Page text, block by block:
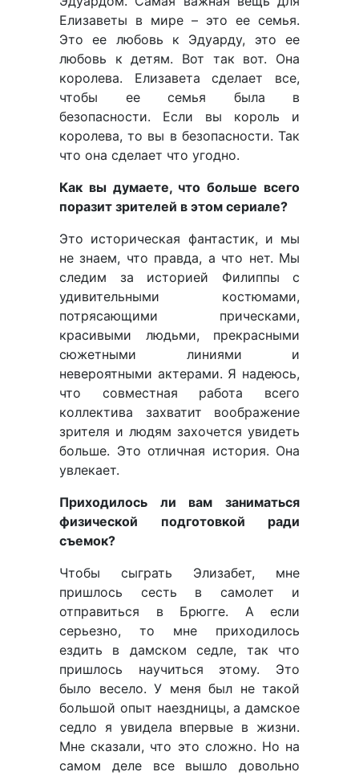
Елизаветы в мире – это ее семья.
Это ее любовь к Эдуарду, это ее
любовь к детям. Вот так вот. Она
королева. Елизавета сделает все,
чтобы ее семья была в
безопасности. Если вы король и
королева, то вы в безопасности. Так
что она сделает что угодно.
Как вы думаете, что больше всего
поразит зрителей в этом сериале?
Это историческая фантастик, и мы
не знаем, что правда, а что нет. Мы
следим за историей Филиппы с
удивительными костюмами,
потрясающими прическами,
красивыми людьми, прекрасными
сюжетными линиями и
невероятными актерами. Я надеюсь,
что совместная работа всего
коллектива захватит воображение
зрителя и людям захочется увидеть
больше. Это отличная история. Она
увлекает.
Приходилось ли вам заниматься
физической подготовкой ради
съемок?
Чтобы сыграть Элизабет, мне
пришлось сесть в самолет и
отправиться в Брюгге. А если
серьезно, то мне приходилось
ездить в дамском седле, так что
пришлось научиться этому. Это
было весело. У меня был не такой
большой опыт наездницы, а дамское
седло я увидела впервые в жизни.
Мне сказали, что это сложно. Но на
самом деле все вышло довольно